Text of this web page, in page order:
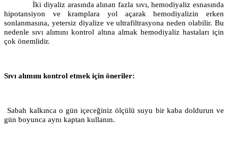
İki diyaliz arasında alınan fazla sıvı, hemodiyaliz esnasında
hipotansiyon ve kramplara yol açarak hemodiyalizin erken
sonlanmasına, yetersiz diyalize ve ultrafiltrasyona neden olabilir. Bu
nedenle sıvı alımını kontrol altına almak hemodiyaliz hastaları için
çok önemlidir.
Sıvı alımını kontrol etmek için öneriler:
Sabah kalkınca o gün içeceğiniz ölçülü suyu bir kaba doldurun ve
gün boyunca aynı kaptan kullanın.